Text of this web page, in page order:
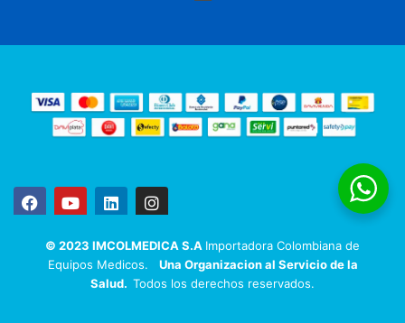
F
a
Y
o
t
u
b
L
i
k
e
d
i
I
n
t
a
g
r
© 2023 IMCOLMEDICA S.A Importadora Colombiana de
Equipos Medicos. Una Organizacion al Servicio de la
Salud. Todos los derechos reservados.